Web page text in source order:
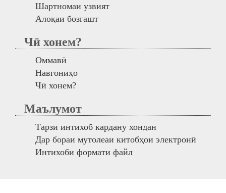
Шартномаи узвият
Алоқаи бозгашт
Чӣ хонем?
Оммавӣ
Навгониҳо
Чӣ хонем?
Маълумот
Тарзи интихоб кардану хондан
Дар бораи мутолеаи китобҳои электронӣ
Интихоби формати файл